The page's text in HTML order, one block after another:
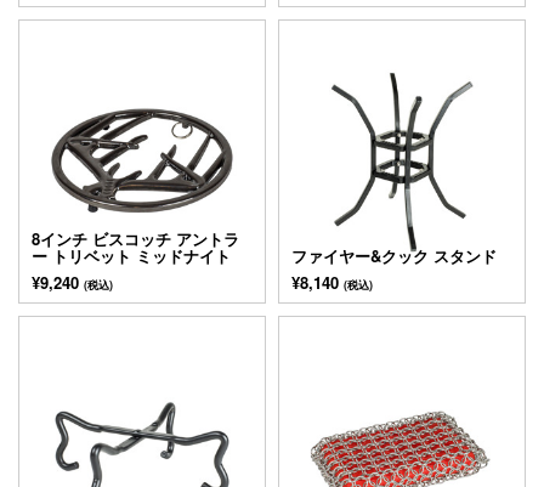
8インチ ビスコッチ アントラ
ー トリベット ミッドナイト
¥9,240 (税込)
ファイヤー&クック スタンド
¥8,140 (税込)